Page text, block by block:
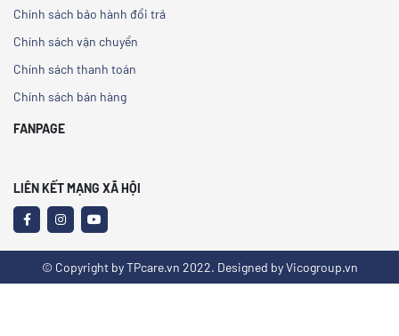
Chính sách bảo hành đổi trả
Chính sách vận chuyển
Chính sách thanh toán
Chính sách bán hàng
FANPAGE
LIÊN KẾT MẠNG XÃ HỘI
© Copyright by TPcare.vn 2022. Designed by Vicogroup.vn